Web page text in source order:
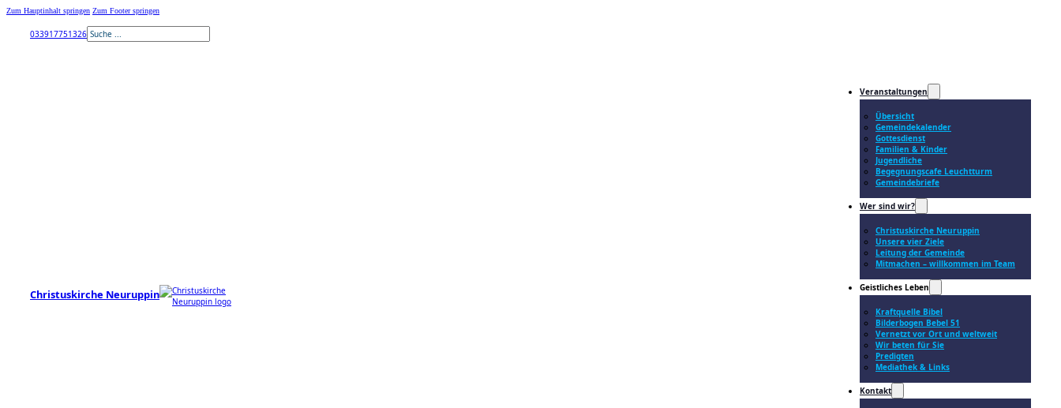
Zum Hauptinhalt springen Zum Footer springen
033917751326Suchen
Christuskirche Neuruppin
Veranstaltungen
Übersicht
Gemeindekalender
Gottesdienst
Familien & Kinder
Jugendliche
Begegnungscafe Leuchtturm
Gemeindebriefe
Wer sind wir?
Christuskirche Neuruppin
Unsere vier Ziele
Leitung der Gemeinde
Mitmachen – willkommen im Team
Geistliches Leben
Kraftquelle Bibel
Bilderbogen Bebel 51
Vernetzt vor Ort und weltweit
Wir beten für Sie
Predigten
Mediathek & Links
Kontakt